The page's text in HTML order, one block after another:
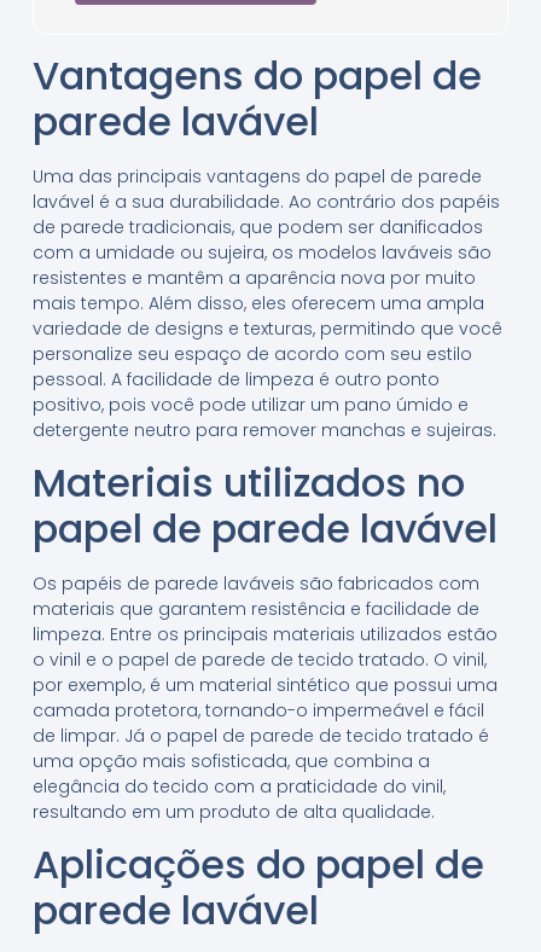
Vantagens do papel de
parede lavável
Uma das principais vantagens do papel de parede
lavável é a sua durabilidade. Ao contrário dos papéis
de parede tradicionais, que podem ser danificados
com a umidade ou sujeira, os modelos laváveis são
resistentes e mantêm a aparência nova por muito
mais tempo. Além disso, eles oferecem uma ampla
variedade de designs e texturas, permitindo que você
personalize seu espaço de acordo com seu estilo
pessoal. A facilidade de limpeza é outro ponto
positivo, pois você pode utilizar um pano úmido e
detergente neutro para remover manchas e sujeiras.
Materiais utilizados no
papel de parede lavável
Os papéis de parede laváveis são fabricados com
materiais que garantem resistência e facilidade de
limpeza. Entre os principais materiais utilizados estão
o vinil e o papel de parede de tecido tratado. O vinil,
por exemplo, é um material sintético que possui uma
camada protetora, tornando-o impermeável e fácil
de limpar. Já o papel de parede de tecido tratado é
uma opção mais sofisticada, que combina a
elegância do tecido com a praticidade do vinil,
resultando em um produto de alta qualidade.
Aplicações do papel de
parede lavável